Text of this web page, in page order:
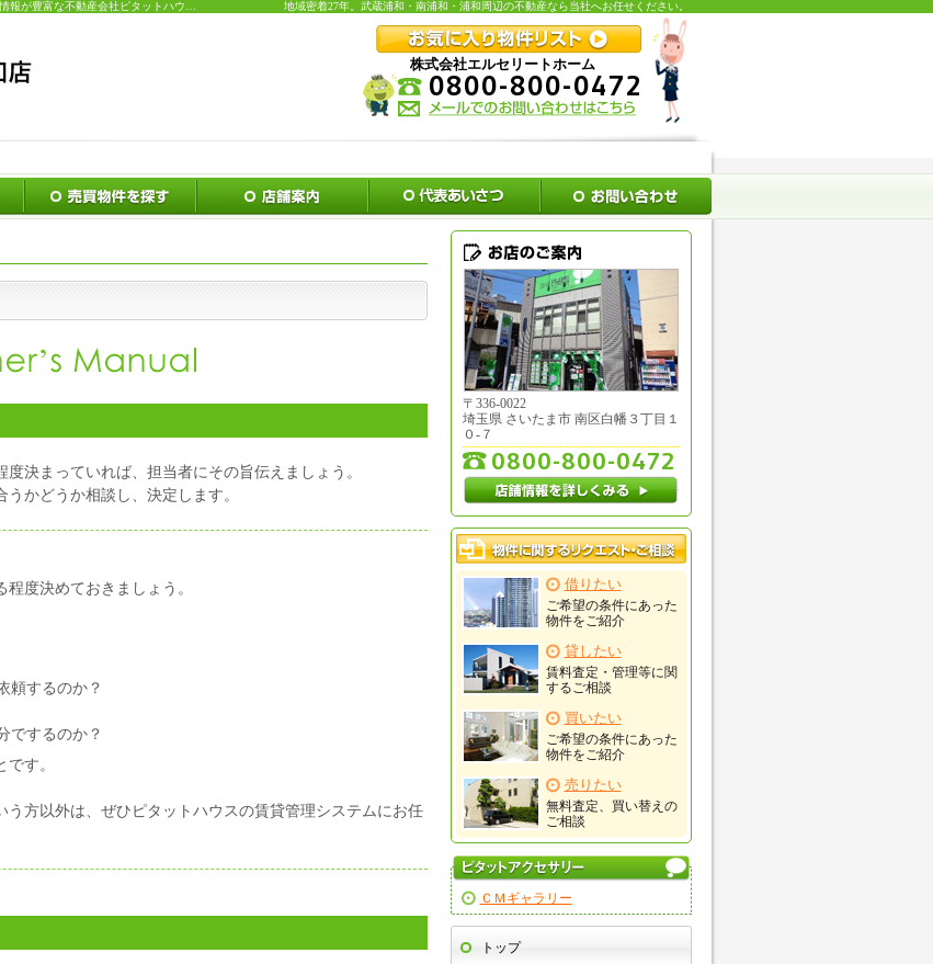
地域密着27年。武蔵浦和・南浦和・浦和周辺の不動産なら当社へお任せください。
決まっていれば、担当者にその旨伝えましょう。
かどうか相談し、決定します。
度決めておきましょう。
頼するのか？
でするのか？
す。
う方以外は、ぜひピタットハウスの賃貸管理システムにお任
〒 336-0022
埼玉県 さいたま市 南区白幡３丁目１
０-７
0800-800-0472
物件に関するリクエスト・ご
借りたい
ご希望の条件にあった
物件をご紹介
貸したい
賃料査定・管理等に関
するご相談
買いたい
ご希望の条件にあった
物件をご紹介
売りたい
無料査定、買い替えの
ご相談
ピタットアクセサリー
ＣＭギャラリー
トップ
賃貸物件を探す 売買物件を探す 店舗案内・会社概要 スタッフ紹介
株式会社エルセリートホーム
0800-800-0472